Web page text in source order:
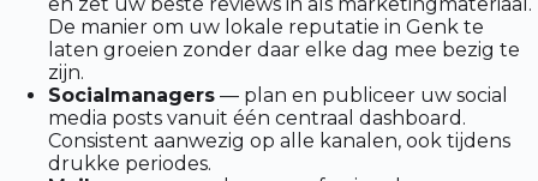
en zet uw beste reviews in als marketingmateriaal.
De manier om uw lokale reputatie in Genk te
laten groeien zonder daar elke dag mee bezig te
zijn.
Socialmanagers — plan en publiceer uw social
media posts vanuit één centraal dashboard.
Consistent aanwezig op alle kanalen, ook tijdens
drukke periodes.